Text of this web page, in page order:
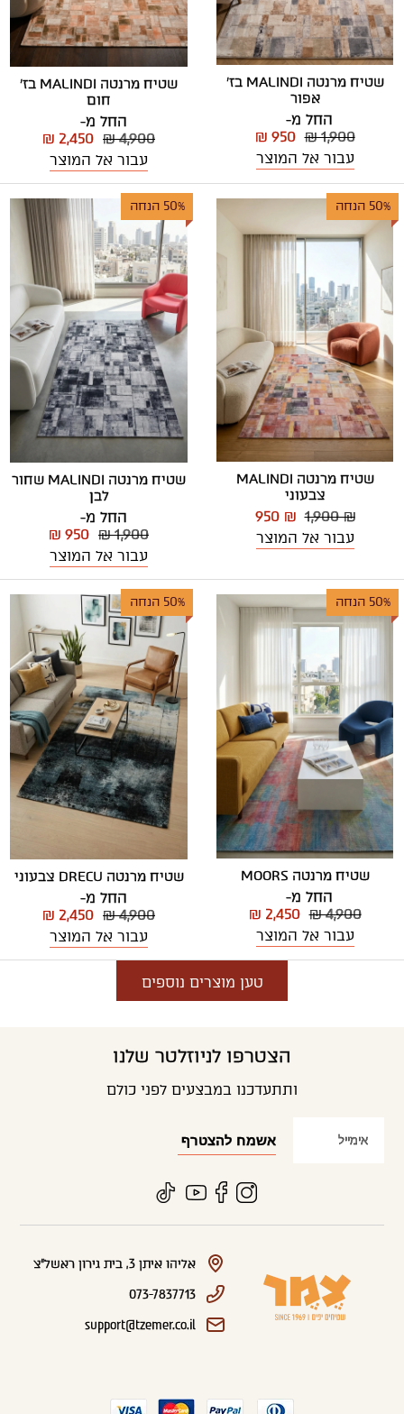
שטיח מרנטה MALINDI בז'
אפור
החל מ-
₪ 1,900
₪ 950
עבור אל המוצר
שטיח מרנטה MALINDI בז'
חום
החל מ-
₪ 4,900
₪ 2,450
עבור אל המוצר
50% הנחה
שטיח מרנטה MALINDI
צבעוני
1,900 ₪
950 ₪
עבור אל המוצר
50% הנחה
שטיח מרנטה MALINDI שחור
לבן
החל מ-
₪ 1,900
₪ 950
עבור אל המוצר
50% הנחה
שטיח מרנטה MOORS
החל מ-
₪ 4,900
₪ 2,450
עבור אל המוצר
50% הנחה
שטיח מרנטה DRECU צבעוני
החל מ-
₪ 4,900
₪ 2,450
עבור אל המוצר
טען מוצרים נוספים
הצטרפו לניוזלטר שלנו
ותתעדכנו במבצעים לפני כולם
אליהו איתן 3, בית גירון ראשל"צ
073-7837713
support@tzemer.co.il